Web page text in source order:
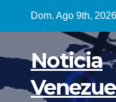
Dom. Ago 9th, 2026
Noticia